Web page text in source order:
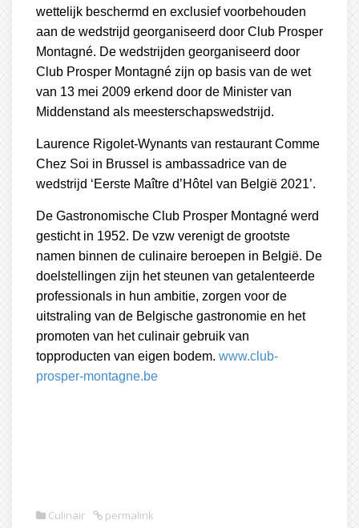
wettelijk beschermd en exclusief voorbehouden
aan de wedstrijd georganiseerd door Club Prosper
Montagné. De wedstrijden georganiseerd door
Club Prosper Montagné zijn op basis van de wet
van 13 mei 2009 erkend door de Minister van
Middenstand als meesterschapswedstrijd.
Laurence Rigolet-Wynants van restaurant Comme
Chez Soi in Brussel is ambassadrice van de
wedstrijd ‘Eerste Maître d’Hôtel van België 2021’.
De Gastronomische Club Prosper Montagné werd
gesticht in 1952. De vzw verenigt de grootste
namen binnen de culinaire beroepen in België. De
doelstellingen zijn het steunen van getalenteerde
professionals in hun ambitie, zorgen voor de
uitstraling van de Belgische gastronomie en het
promoten van het culinair gebruik van
topproducten van eigen bodem. www.club-
prosper-montagne.be
Culinair permalink